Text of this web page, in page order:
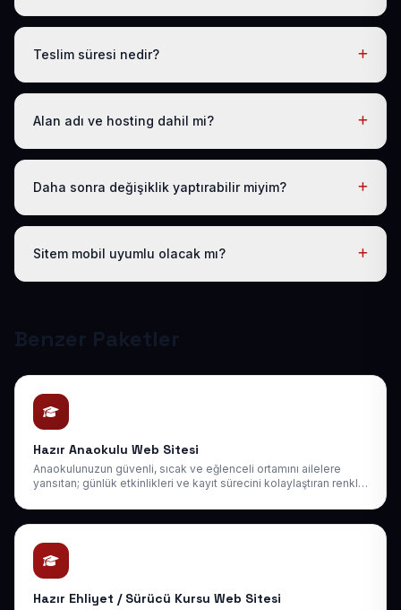
Tüm sektörel paketlerimiz gibi Hazır Eğitim Merkezi Web
ücretsiz .com.tr alan adı, hosting, SSL ve temel SEO
dahildir; gizli ücret yoktur.
Teslim süresi nedir?
Logo, iletişim ve tanıtım metinlerinizi ilettikten sonra
Alan adı ve hosting dahil mi?
Evet. Yıllık paket ücretine ücretsiz .com.tr alan adı ve
Daha sonra değişiklik yaptırabilir miyim?
Evet. Teslimden sonra ilk 30 gün ücretsiz revizyon
destek sağlıyoruz. Sonraki yıllarda da uygun bakım
paketlerimiz mevcuttur.
Sitem mobil uyumlu olacak mı?
Google mobil sıralamasına uygundur.
Benzer Paketler
Hazır Anaokulu Web Sitesi
Anaokulunuzun güvenli, sıcak ve eğlenceli ortamını ailelere
yansıtan; günlük etkinlikleri ve kayıt sürecini kolaylaştıran renkli
Hazır Ehliyet / Sürücü Kursu Web Sitesi